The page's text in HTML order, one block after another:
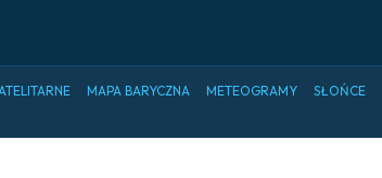
MAPA BARYCZNA METEOGRAMY SŁOŃCE